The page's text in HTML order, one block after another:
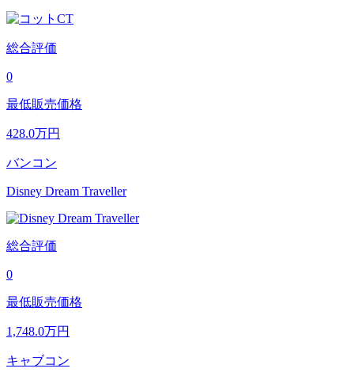
総合評価
0
最低販売価格
428.0万円
バンコン
Disney Dream Traveller
総合評価
0
最低販売価格
1,748.0万円
キャブコン